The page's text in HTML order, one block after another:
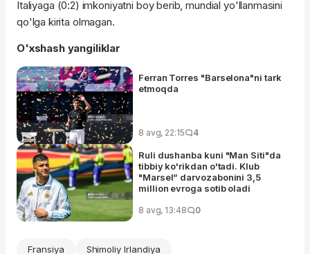
Italiyaga (0:2) imkoniyatni boy berib, mundial yo'llanmasini
qo'lga kirita olmagan.
O'xshash yangiliklar
Ferran Torres "Barselona"ni tark
etmoqda
8 avg, 22:15 4
Ruli dushanba kuni "Man Siti"da
tibbiy ko'rikdan o'tadi. Klub
"Marsel” darvozabonini 3,5
million evroga sotib oladi
8 avg, 13:48 0
Fransiya Shimoliy Irlandiya